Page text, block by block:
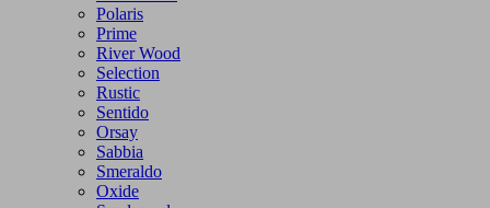
Polaris
Prime
River Wood
Selection
Rustic
Sentido
Orsay
Sabbia
Smeraldo
Oxide